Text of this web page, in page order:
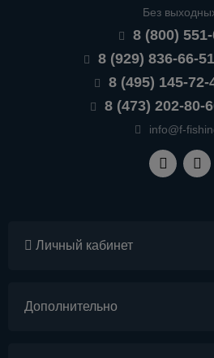
Без
8 (800)
8 (929) 836-66-51
8 (495) 145-72-
8 (473) 202-80-
info@f-
Личный кабинет
Дополнительно